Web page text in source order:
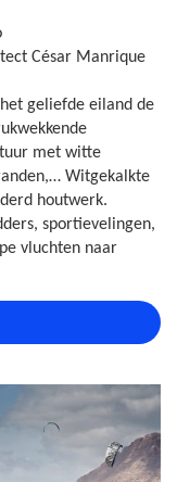
César Manrique
geliefde eiland de
met witte
Witgekalkte
houtwerk.
sportievelingen,
vluchten naar